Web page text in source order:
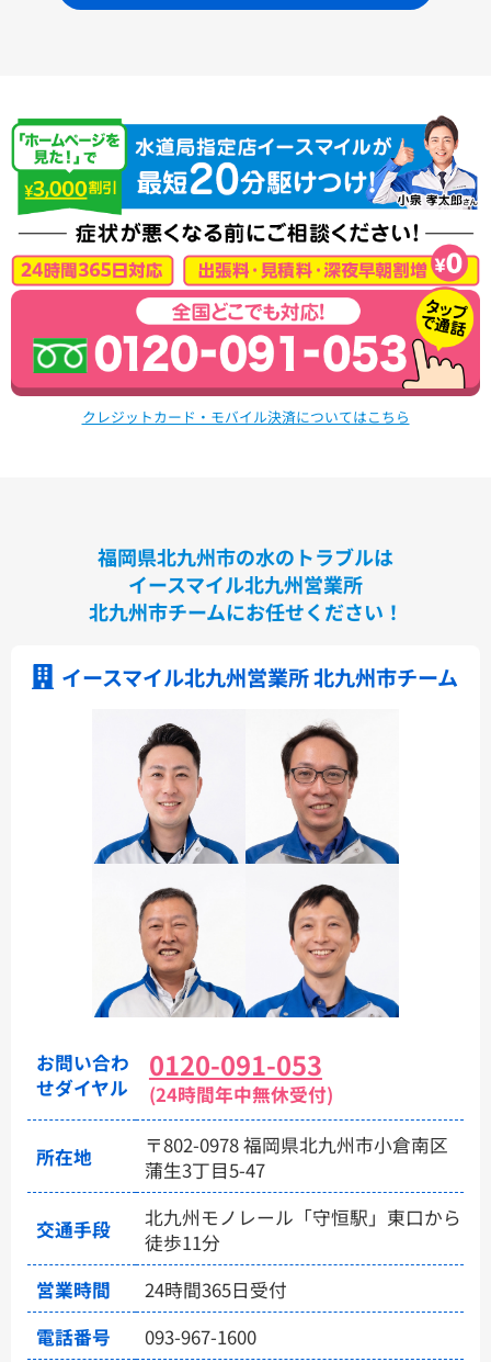
クレジットカード・モバイル決済についてはこちら
福岡県北九州市の水のトラブルは
イースマイル北九州営業所
北九州市チームにお任せください！
イースマイル北九州営業所 北九州市チーム
お問い合わ
せダイヤル
0120-091-053
(24時間年中無休受付)
所在地
〒802-0978 福岡県北九州市小倉南区
蒲生3丁目5-47
交通手段
北九州モノレール「守恒駅」東口から
徒歩11分
営業時間
24時間365日受付
電話番号
093-967-1600